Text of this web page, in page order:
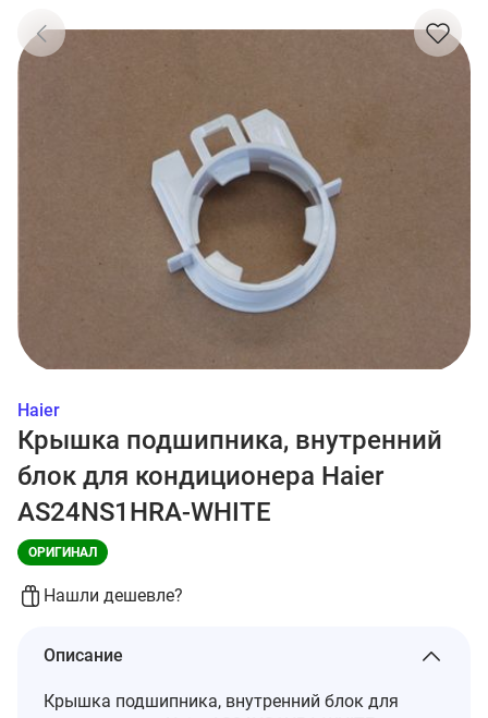
Haier
Крышка подшипника, внутренний
блок для кондиционера Haier
AS24NS1HRA-WHITE
ОРИГИНАЛ
Нашли дешевле?
Описание
Крышка подшипника, внутренний блок для